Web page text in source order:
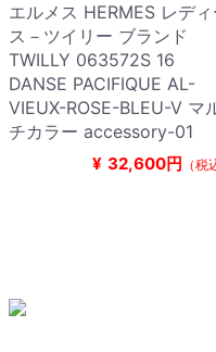
エルメス HERMES レディ
ス－ツイリー ブランド
TWILLY 063572S 16
DANSE PACIFIQUE AL-
VIEUX-ROSE-BLEU-V マ
チカラー accessory-01
¥ 32,600円 （税